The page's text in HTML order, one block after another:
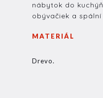
nábytok do kuchýň,
obývačiek a spální
MATERIÁL
Drevo.